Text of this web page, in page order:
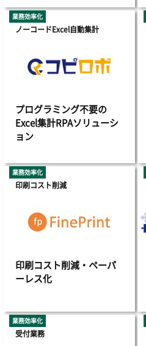
業務効率化
ノーコードExcel自動集計
プログラミング不要の
Excel集計RPAソリューシ
ョン
業務効率化
印刷コスト削減
印刷コスト削減・ペーパ
ーレス化
業務効率化
受付業務